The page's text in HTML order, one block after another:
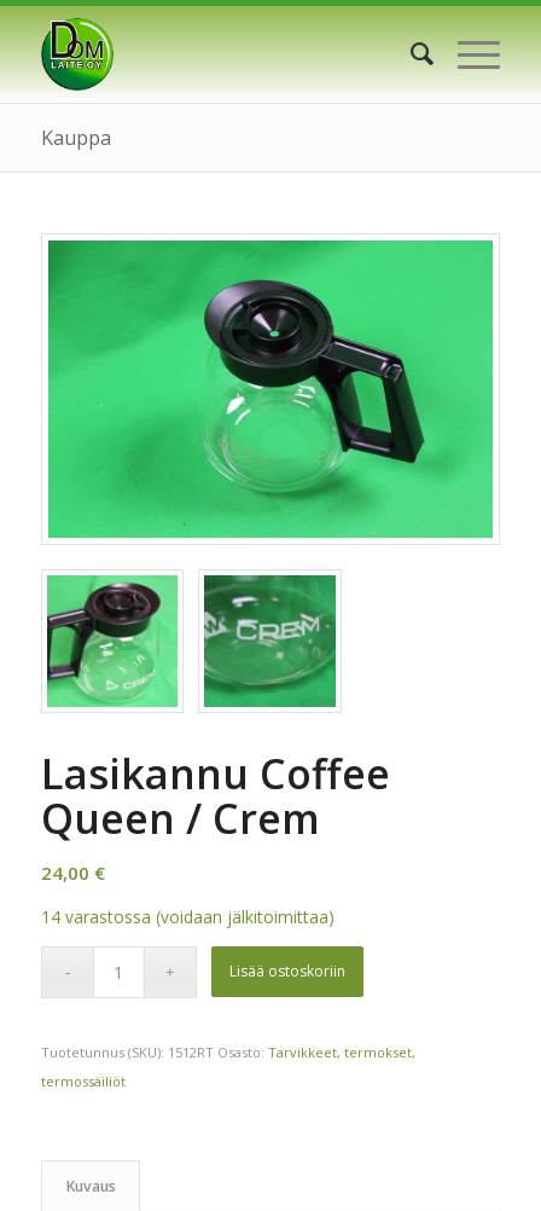
Kauppa
Lasikannu Coffee
Queen / Crem
24,00 €
14 varastossa (voidaan jälkitoimittaa)
Lisää ostoskoriin
Tuotetunnus (SKU): 1512RT Osasto: Tarvikkeet, termokset,
termossäiliöt
Kuvaus